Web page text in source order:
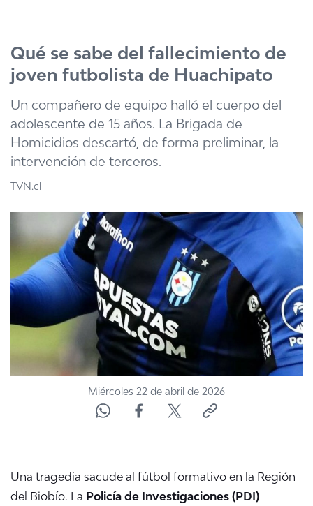
Qué se sabe del fallecimiento de
joven futbolista de Huachipato
Un compañero de equipo halló el cuerpo del
adolescente de 15 años. La Brigada de
Homicidios descartó, de forma preliminar, la
intervención de terceros.
TVN.cl
Miércoles 22 de abril de 2026
Una tragedia sacude al fútbol formativo en la Región
del Biobío. La Policía de Investigaciones (PDI)